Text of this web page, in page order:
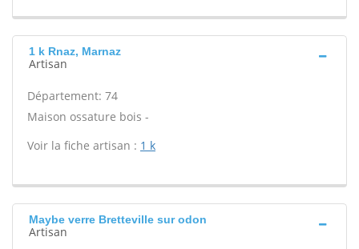
1 k Rnaz, Marnaz
Artisan
Département: 74
Maison ossature bois -
Voir la fiche artisan : 1 k
Maybe verre Bretteville sur odon
Artisan